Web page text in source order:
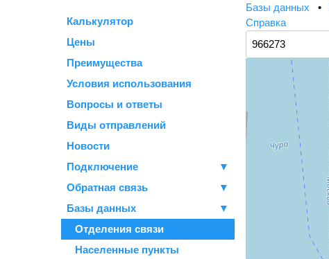
Калькулятор
Цены
Преимущества
Условия использования
Вопросы и ответы
Виды отправлений
Новости
Подключение
▼
Обратная связь
▼
Базы данных
▼
Отделения связи
Населенные пункты
Базы данных •
Справка